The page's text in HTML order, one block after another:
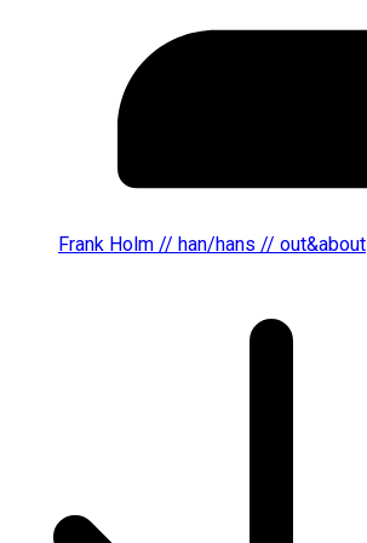
Frank Holm // han/hans // out&about